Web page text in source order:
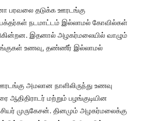
பரவலை தடுக்க ஊரடங்கு
நடமாட்டம் இல்லாமல் கோவில்கள்
இதனால் அழகர்மலையில் வாழும்
உணவு, தண்ணீர் இல்லாமல்
அமலான நாளிலிருந்து உணவு
ஆதிதிராடர் மற்றும் பழங்குடியின
முருகேசன். தினமும் அழகர்மலைக்கு